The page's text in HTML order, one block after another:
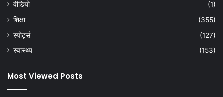
वीडियो
(1)
शिक्षा
(355)
स्पोर्ट्स
(127)
स्वास्थ्य
(153)
Most Viewed Posts